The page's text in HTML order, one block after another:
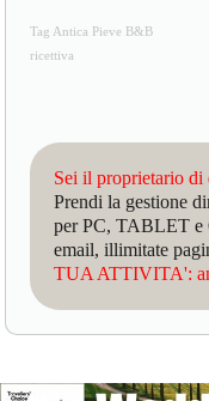
Tag Antica Pieve B&B
ricettiva
Sei il proprietario di
Prendi la gestione
per PC, TABLET
email, illimitate
TUA ATTIVITA':